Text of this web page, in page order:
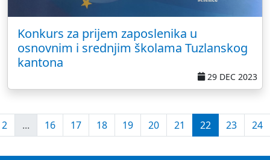
Konkurs za prijem zaposlenika u
osnovnim i srednjim školama Tuzlanskog
kantona
29 DEC 2023
2 ... 16 17 18 19 20 21 22 23 24